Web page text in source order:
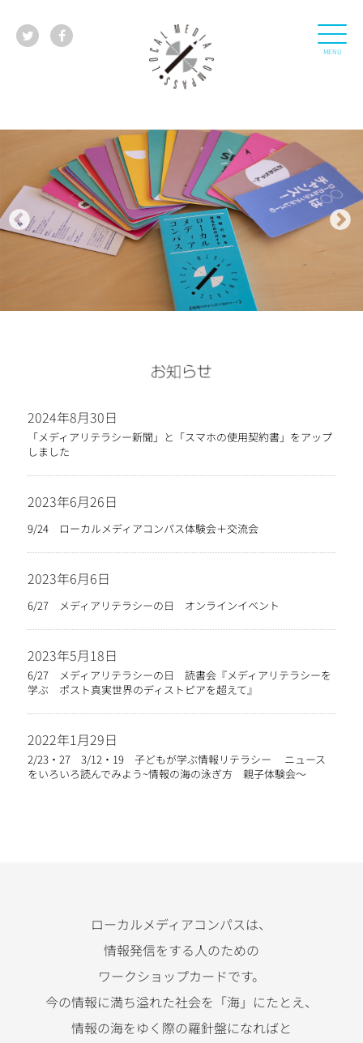
2024年8月30日
「メディアリテラシー新聞」と「スマホの使用契約書」をアップ
しました
2023年6月26日
9/24 ローカルメディアコンパス体験会＋交流会
2023年6月6日
6/27 メディアリテラシーの日 オンラインイベント
2023年5月18日
6/27 メディアリテラシーの日 読書会『メディアリテラシーを
学ぶ ポスト真実世界のディストピアを超えて』
2022年1月29日
2/23・27 3/12・19 子どもが学ぶ情報リテラシー ニュース
をいろいろ読んでみよう~情報の海の泳ぎ方 親子体験会〜
ローカルメディアコンパスは、
情報発信をする人のための
ワークショップカードです。
今の情報に満ち溢れた社会を「海」にたとえ、
情報の海をゆく際の羅針盤になればと